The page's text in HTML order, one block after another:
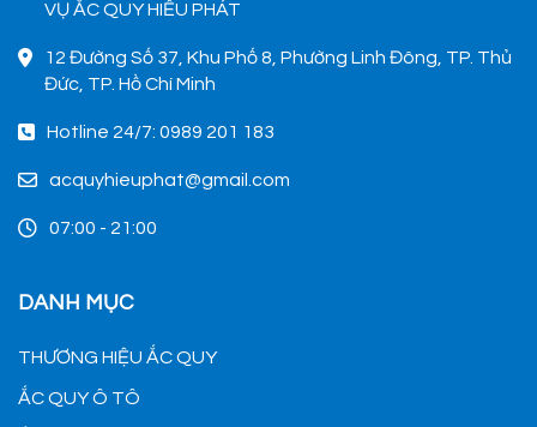
VỤ ẮC QUY HIẾU PHÁT
12 Đường Số 37, Khu Phố 8, Phường Linh Đông, TP. Thủ
Đức, TP. Hồ Chí Minh
Hotline 24/7: 0989 201 183
acquyhieuphat@gmail.com
07:00 - 21:00
DANH MỤC
THƯƠNG HIỆU ẮC QUY
ẮC QUY Ô TÔ